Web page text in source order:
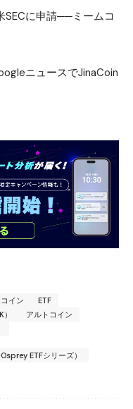
SECに申請──ミームコ
ニュースでJinaCoin
イン
ETF
アルトコイン
ETFシリーズ）